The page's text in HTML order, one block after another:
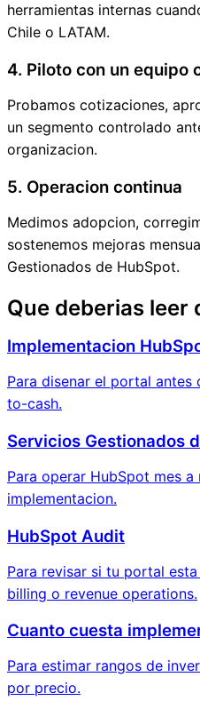
herramientas internas
Chile o LATAM.
4. Piloto con un equipo
Probamos cotizaciones,
un segmento controlado
organizacion.
5. Operacion continua
Medimos adopcion,
sostenemos mejoras
Gestionados de HubSpot.
Que deberias leer
Implementacion
Para disenar el portal
to-cash.
Servicios Gestionados
Para operar HubSpot mes a
implementacion.
HubSpot Audit
Para revisar si tu portal
billing o revenue operations.
Cuanto cuesta
Para estimar rangos de
por precio.